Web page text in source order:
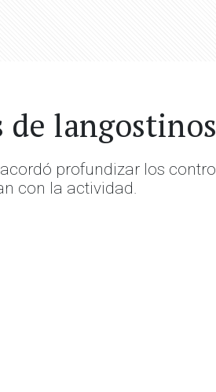
langostinos
profundizar los
con la actividad.